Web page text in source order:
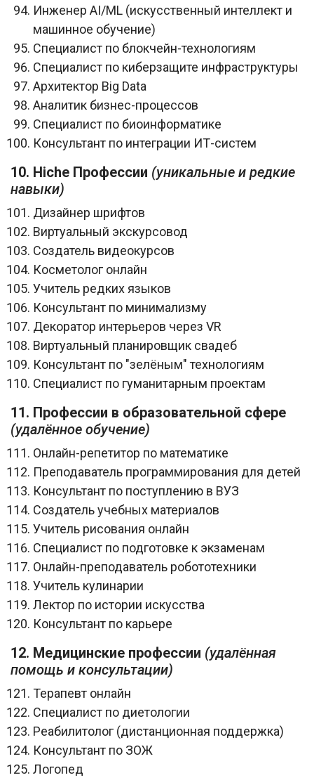
Инженер AI/ML (искусственный интеллект и
машинное обучение)
Специалист по блокчейн-технологиям
Специалист по киберзащите инфраструктуры
Архитектор Big Data
Аналитик бизнес-процессов
Специалист по биоинформатике
Консультант по интеграции ИТ-систем
10. Нiche Профессии (уникальные и редкие
навыки)
Дизайнер шрифтов
Виртуальный экскурсовод
Создатель видеокурсов
Косметолог онлайн
Учитель редких языков
Консультант по минимализму
Декоратор интерьеров через VR
Виртуальный планировщик свадеб
Консультант по "зелёным" технологиям
Специалист по гуманитарным проектам
11. Профессии в образовательной сфере
(удалённое обучение)
Онлайн-репетитор по математике
Преподаватель программирования для детей
Консультант по поступлению в ВУЗ
Создатель учебных материалов
Учитель рисования онлайн
Специалист по подготовке к экзаменам
Онлайн-преподаватель робототехники
Учитель кулинарии
Лектор по истории искусства
Консультант по карьере
12. Медицинские профессии (удалённая
помощь и консультации)
Терапевт онлайн
Специалист по диетологии
Реабилитолог (дистанционная поддержка)
Консультант по ЗОЖ
Логопед